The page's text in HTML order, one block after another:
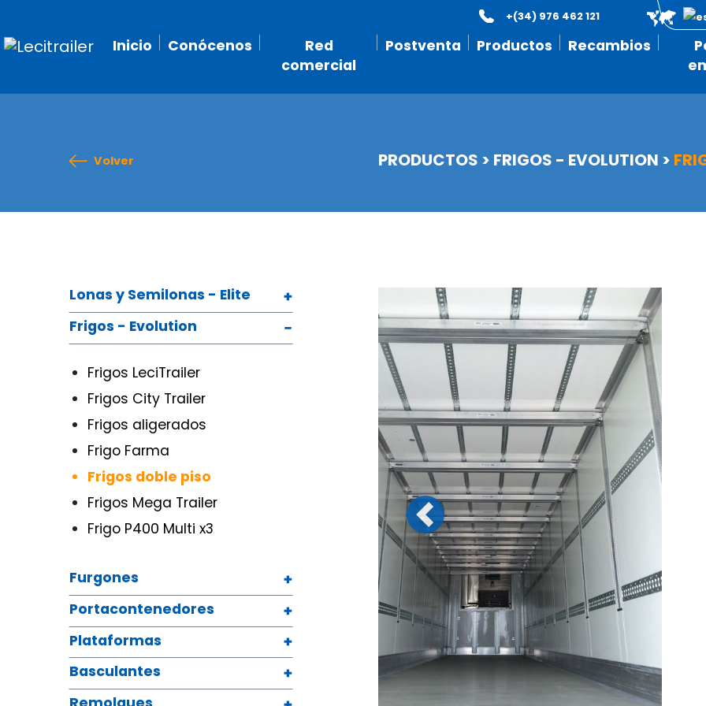
Inicio Conócenos
Red
comercial
Postventa Productos Recambios
+(34) 976 462 121
Volver PRODUCTOS > FRIGOS - EVOLUTION >
Lonas y Semilonas - Elite
Frigos - Evolution
Frigos LeciTrailer
Frigos City Trailer
Frigos aligerados
Frigo Farma
Frigos doble piso
Frigos Mega Trailer
Frigo P400 Multi x3
Furgones
Portacontenedores
Plataformas
Basculantes
Previous